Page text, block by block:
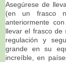
Asegúrese de
(en un frasco
anteriormente
llevar el frasco de
regulación y
grande en su
increíble, en